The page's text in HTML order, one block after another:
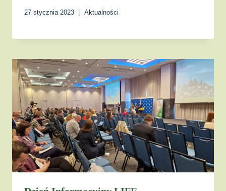
27 stycznia 2023 Aktualności